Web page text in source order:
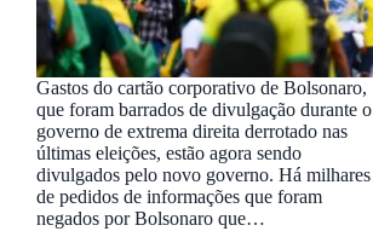
Gastos do cartão corporativo de Bolsonaro,
que foram barrados de divulgação durante o
governo de extrema direita derrotado nas
últimas eleições, estão agora sendo
divulgados pelo novo governo. Há milhares
de pedidos de informações que foram
negados por Bolsonaro que…